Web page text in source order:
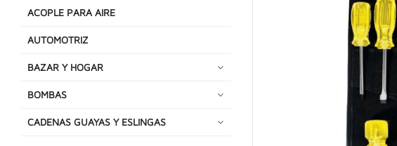
ACOPLE PARA AIRE
AUTOMOTRIZ
BAZAR Y HOGAR
BOMBAS
CADENAS GUAYAS Y ESLINGAS